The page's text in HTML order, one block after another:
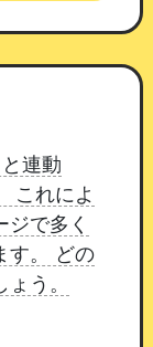
なアクセン
わりやすい
と連動
これによ
ジで多く
す。 どの
う。